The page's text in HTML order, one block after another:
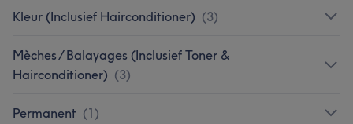
Kleur (Inclusief Hairconditioner) (3)
Mèches / Balayages (Inclusief Toner &
Hairconditioner) (3)
Permanent (1)